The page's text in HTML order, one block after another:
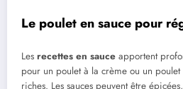
Le poulet en sauce pour
Les recettes en sauce apportent
pour un poulet à la crème ou un
riches. Les sauces peuvent être